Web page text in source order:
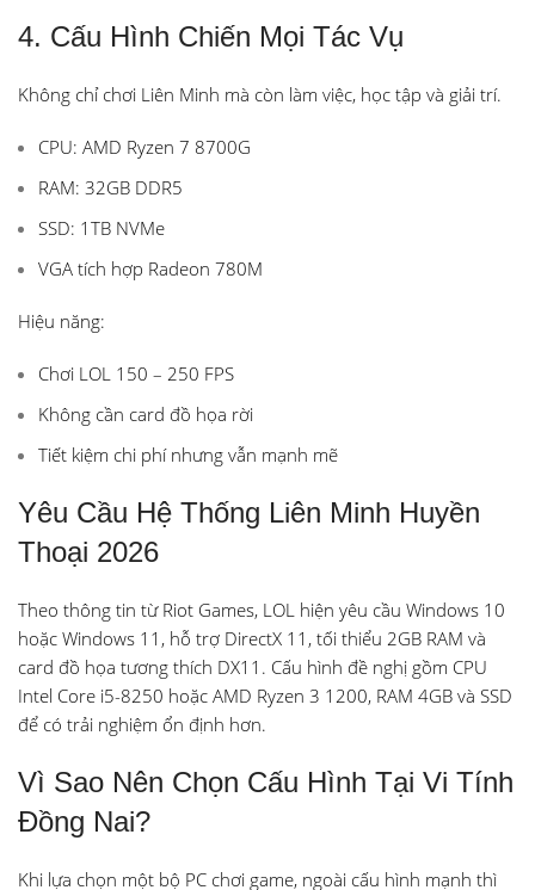
4. Cấu Hình Chiến Mọi Tác Vụ
Không chỉ chơi Liên Minh mà còn làm việc, học tập và giải trí.
CPU: AMD Ryzen 7 8700G
RAM: 32GB DDR5
SSD: 1TB NVMe
VGA tích hợp Radeon 780M
Hiệu năng:
Chơi LOL 150 – 250 FPS
Không cần card đồ họa rời
Tiết kiệm chi phí nhưng vẫn mạnh mẽ
Yêu Cầu Hệ Thống Liên Minh Huyền
Thoại 2026
Theo thông tin từ Riot Games, LOL hiện yêu cầu Windows 10
hoặc Windows 11, hỗ trợ DirectX 11, tối thiểu 2GB RAM và
card đồ họa tương thích DX11. Cấu hình đề nghị gồm CPU
Intel Core i5-8250 hoặc AMD Ryzen 3 1200, RAM 4GB và SSD
để có trải nghiệm ổn định hơn.
Vì Sao Nên Chọn Cấu Hình Tại Vi Tính
Đồng Nai?
Khi lựa chọn một bộ PC chơi game, ngoài cấu hình mạnh thì